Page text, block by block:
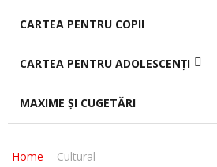
CARTEA PENTRU COPII
CARTEA PENTRU ADOLESCENȚI
MAXIME ȘI CUGETĂRI
Home Cultural